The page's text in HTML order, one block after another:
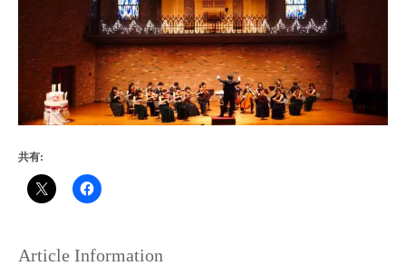
共有:
Article Information